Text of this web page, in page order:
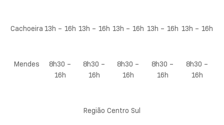
Cachoeira 13h – 16h 13h – 16h 13h – 16h 13h – 16h 13h – 16h
Mendes
8h30 –
16h
8h30 –
16h
8h30 –
16h
8h30 –
16h
8h30 –
16h
Região Centro Sul